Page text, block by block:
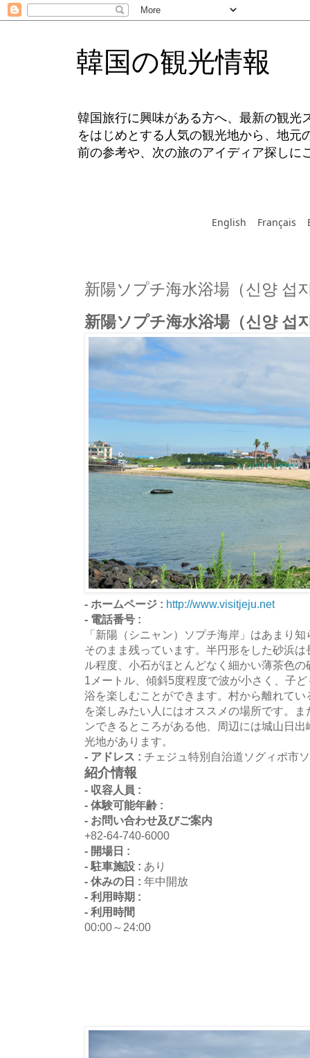
韓国の観光情報
韓国旅行に興味がある方へ、最新の観光
をはじめとする人気の観光地から、地
前の参考や、次の旅のアイディア探しに
English Français
新陽ソプチ海水浴場（신양 섭
新陽ソプチ海水浴場（신양 섭
- ホームページ : http://www.visitjeju.net
- 電話番号 :
「新陽（シニャン）ソプチ海岸」はあまり
そのまま残っています。半円形をした砂浜
ル程度、小石がほとんどなく細かい薄茶色
1メートル、傾斜5度程度で波が小さく、子
浴を楽しむことができます。村から離れて
を楽しみたい人にはオススメの場所です。
ンできるところがある他、周辺には城山日
光地があります。
- アドレス : チェジュ特別自治道ソグィポ市
紹介情報
- 収容人員 :
- 体験可能年齢 :
- お問い合わせ及びご案内
+82-64-740-6000
- 開場日 :
- 駐車施設 : あり
- 休みの日 : 年中開放
- 利用時期 :
- 利用時間
00:00～24:00